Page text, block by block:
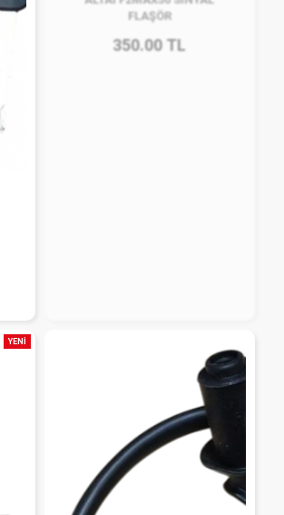
FLAŞÖR
350.00 TL
YENİ